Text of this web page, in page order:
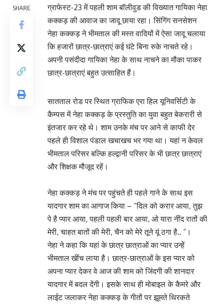
SHARE
ग्राफेस्ट-23 में पहली शाम बॉलीवुड की विख्यात गायिका नेहा
कक्कड़ की आवाज का जादू छाया रहा। सिंगिंग सनसेशन
नेहा कक्कड़ ने भीमताल की मस्त वादियों में ऐसा जादू चलाया
कि हजारों छात्र-छात्राएं कई घंटे बिना रुके नाचते रहे।
अपनी पसंदीदा गायिका नेहा के साथ नाचने का मौका पाकर
छात्र-छात्राएं बहुत उत्साहित हैं।
सातताल रोड पर स्थित ग्राफिक एरा हिल यूनिवर्सिटी के
कैम्पस में नेहा कक्कड़ के प्रस्तुति का युवा बहुत बेकरारी से
इंतजार कर रहे थे। शाम उनके मंच पर आने से काफी देर
पहले ही विशाल पंडाल खचाखच भर गया था। यहां न केवल
भीमताल परिसर बल्कि हल्द्वानी परिसर के भी छात्र छात्राएं
और शिक्षक मौजूद रहें।
नेहा कक्कड़ ने मंच पर पहुंचते ही पहले गाने के साथ इस
यादगार शाम का आगाज किया – “दिल को करार आया, तुझ
पे है प्यार आया, पहली पहली बार आया, ओ यारा नींद रातों की
मेरी, चाहत बातों की मेरी, चैन को मेरे तूने यूं ठगा है.. ”।
नेहा ने कहा कि यहां के छात्र छात्राओं का प्यार उन्हें
भीमताल खींच लाया है। छात्र-छात्राओं के इस प्यार को
अपना प्यार देकर वे आज की शाम को जिंदगी की शानदार
यादगार में बदल देंगी। इसके साथ ही मोबाइल के कैमरे और
लाईट जलाकर नेहा कक्कड़ के गीतों पर झूमते थिरकते